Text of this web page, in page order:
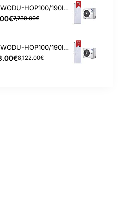
HOP6WODU-HOP100/190IDU3 Nordis 6.2/6.55 kW oras-vanduo šilumos siurblys
7,739.00€
HOP8WODU-HOP100/190IDU3 Nordis 8.3/8.4 kW oras-vanduo šilumos siurblys
8,122.00€